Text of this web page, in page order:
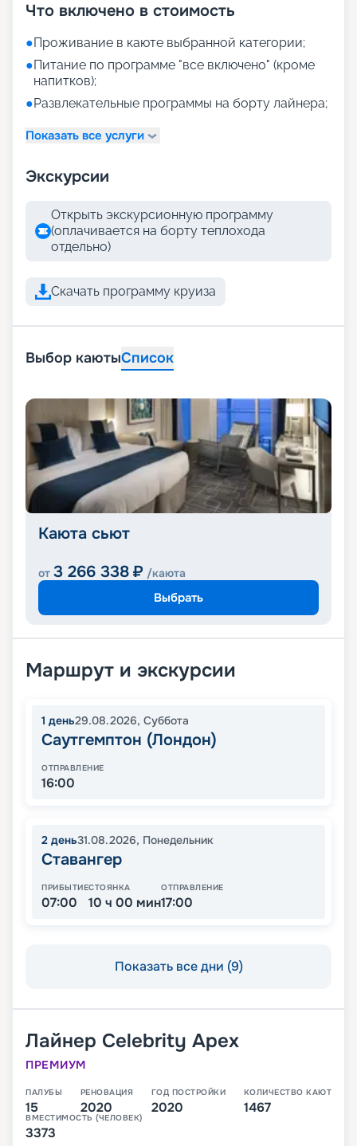
Что включено в стоимость
●Проживание в каюте выбранной категории;
●Питание по программе "все включено" (кроме
напитков);
●Развлекательные программы на борту лайнера;
Показать все услуги
Экскурсии
Открыть экскурсионную программу
(оплачивается на борту теплохода
отдельно)
Скачать программу круиза
Выбор каютыСписок
Каюта сьют
от 3 266 338 ₽ /каюта
Выбрать
Маршрут и экскурсии
1 день29.08.2026, Суббота
Саутгемптон (Лондон)
ОТПРАВЛЕНИЕ
16:00
2 день31.08.2026, Понедельник
Ставангер
ПРИБЫТИЕ
07:00
СТОЯНКА
10 ч 00 мин
ОТПРАВЛЕНИЕ
17:00
Показать все дни (9)
Лайнер Celebrity Apex
ПРЕМИУМ
ПАЛУБЫ
15
РЕНОВАЦИЯ
2020
ГОД ПОСТРОЙКИ
2020
КОЛИЧЕСТВО КАЮТ
1467
ВМЕСТИМОСТЬ (ЧЕЛОВЕК)
3373